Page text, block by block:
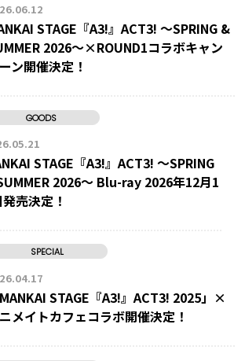
STAGE『A3!』ACT3! ～SPRING &
2026～×ROUND1コラボキャン
ン開催決定！
GOODS
STAGE『A3!』ACT3! ～SPRING
2026～ Blu-ray 2026年12月1
売決定！
SPECIAL
MANKAI STAGE『A3!』ACT3! 2025」×
メイトカフェコラボ開催決定！